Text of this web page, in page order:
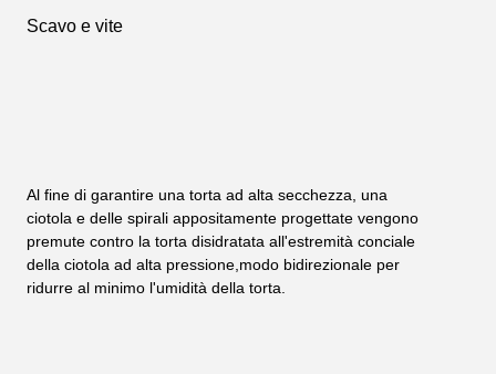
Scavo e vite
Al fine di garantire una torta ad alta secchezza, una
ciotola e delle spirali appositamente progettate vengono
premute contro la torta disidratata all'estremità conciale
della ciotola ad alta pressione,modo bidirezionale per
ridurre al minimo l'umidità della torta.